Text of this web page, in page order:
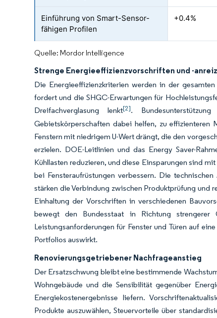
Einführung von Smart-Sensor-
fähigen Profilen
+0.4%
Quelle: Mordor Intelligence
Strenge Energieeffizienzvorschriften und -
Die Energieeffizienzkriterien werden in der
fordert und die SHGC-Erwartungen für
Dreifachverglasung lenkt[2].
Gebietskörperschaften dabei helfen, zu effizienteren
Fenstern mit niedrigem U-Wert drängt, die den
erzielen. DOE-Leitlinien und das Energy Saver-
Kühllasten reduzieren, und diese Einsparungen sind
bei Fensteraufrüstungen verbessern. Die
stärken die Verbindung zwischen Produktprüfung und
Einhaltung der Vorschriften in verschiedenen
bewegt den Bundesstaat in Richtung strengerer
Leistungsanforderungen für Fenster und Türen auf
Portfolios auswirkt.
Renovierungsgetriebener Nachfrageanstieg
Der Ersatzschwung bleibt eine bestimmende
Wohngebäude und die Sensibilität gegenüber
Energiekostenergebnisse liefern.
Produkte auszuwählen, Steuervorteile über